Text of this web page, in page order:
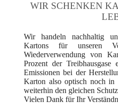
WIR SCHENKEN
Wir handeln nachhaltig
Kartons für unseren
Wiederverwendung von
Prozent der
Emissionen bei der
Karton also optisch noch in
weiterhin den gleichen
Vielen Dank für Ihr